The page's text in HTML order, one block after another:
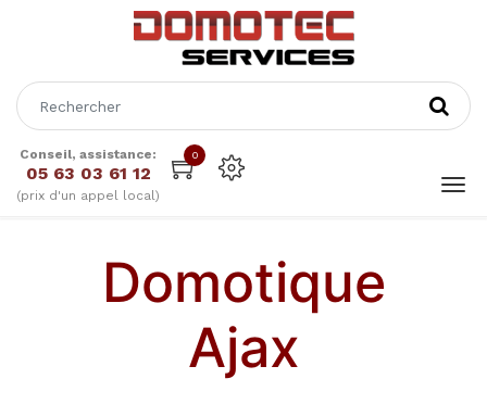
Conseil, assistance:
05 63 03 61 12
(prix d'un appel local)
0
Domotique
Ajax